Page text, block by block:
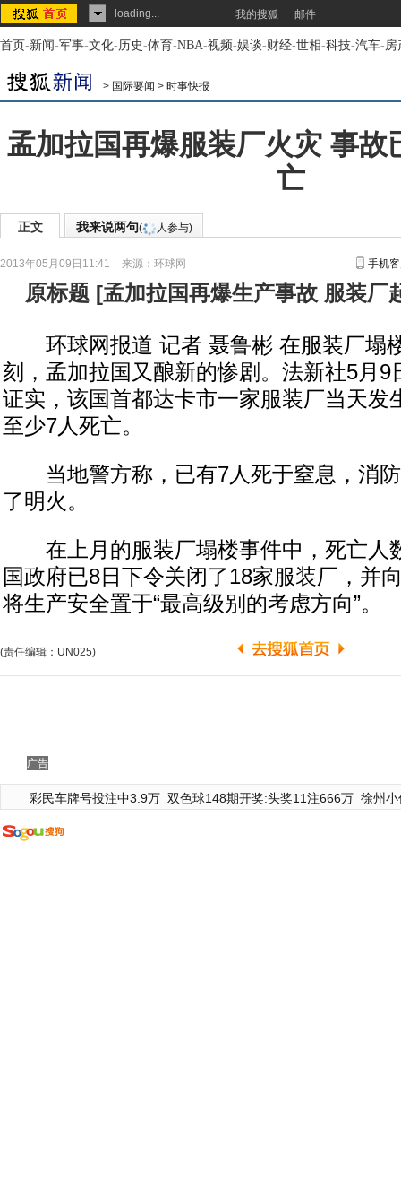
loading... 我的搜狐 邮件
首页-新闻-军事-文化-历史-体育-NBA-视频-娱谈-财经-世相-科技-汽车-房
> 国际要闻 > 时事快报
孟加拉国再爆服装厂火灾 事故
亡
正文 我来说两句( 人参与)
2013年05月09日11:41 来源： 环球网 手机
原标题 [孟加拉国再爆生产事故 服装厂
环球网报道 记者 聂鲁彬 在服装厂塌
刻，孟加拉国又酿新的惨剧。法新社5月9
证实，该国首都达卡市一家服装厂当天发
至少7人死亡。
当地警方称，已有7人死于窒息，消防
了明火。
在上月的服装厂塌楼事件中，死亡人
国政府已8日下令关闭了18家服装厂，并
将生产安全置于“最高级别的考虑方向”。
(责任编辑：UN025)
广告
彩民车牌号投注中3.9万 双色球148期开奖:头奖11注666万 徐州